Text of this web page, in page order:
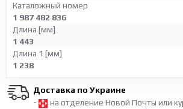
Каталожный номер
1 987 482 836
Длина [мм]
1 443
Длина 1 [мм]
1 238
Доставка по Украине
-
на отделение Новой Почты или